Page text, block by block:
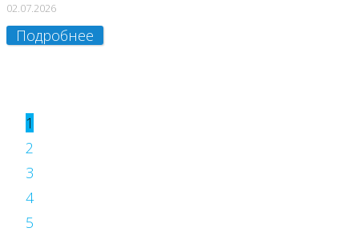
02.07.2026
Подробнее
1
2
3
4
5